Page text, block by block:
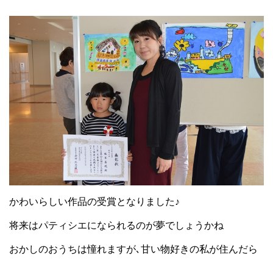
かわいらしい作品の受賞となりました♪
将来はパティシエになられるのが夢でしょうかね
おかしのおうちは憧れますが､甘い物好きの私が住んだら